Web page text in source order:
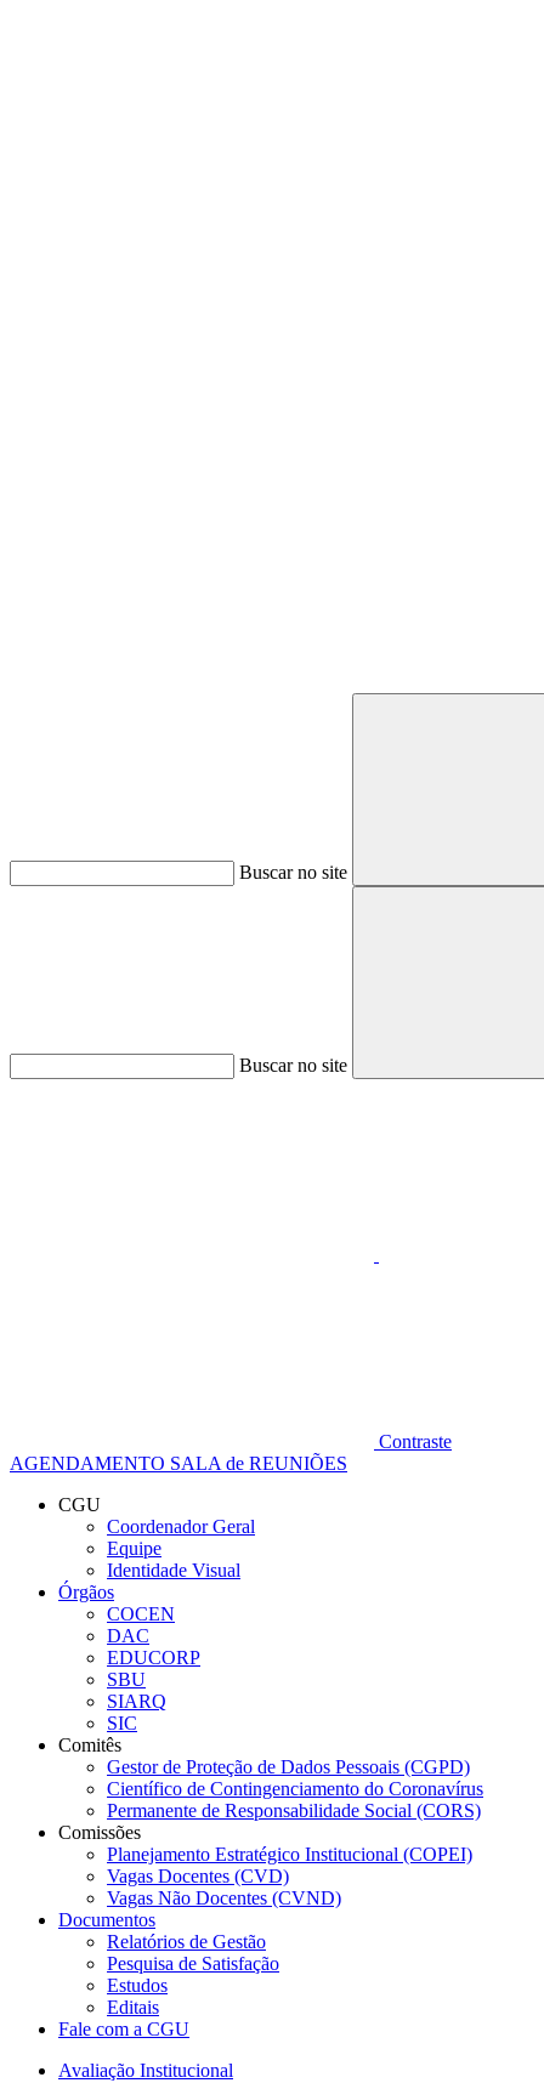
Buscar no site
Buscar no site
Contraste
AGENDAMENTO SALA de REUNIÕES
CGU
Coordenador Geral
Equipe
Identidade Visual
Órgãos
COCEN
DAC
EDUCORP
SBU
SIARQ
SIC
Comitês
Gestor de Proteção de Dados Pessoais (CGPD)
Científico de Contingenciamento do Coronavírus
Permanente de Responsabilidade Social (CORS)
Comissões
Planejamento Estratégico Institucional (COPEI)
Vagas Docentes (CVD)
Vagas Não Docentes (CVND)
Documentos
Relatórios de Gestão
Pesquisa de Satisfação
Estudos
Editais
Fale com a CGU
Avaliação Institucional